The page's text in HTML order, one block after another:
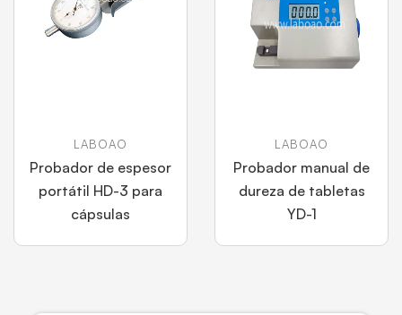
LABOAO
Probador de espesor
portátil HD-3 para
cápsulas
LABOAO
Probador manual de
dureza de tabletas
YD-1